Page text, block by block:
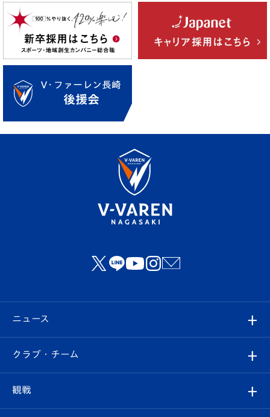
ニュース
すべて
クラブ
クラブ・チーム
観戦